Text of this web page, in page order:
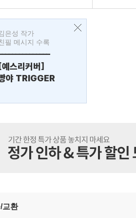
은성 작가
필 메시지 수록
[예스리커버]
야 TRIGGER
교환